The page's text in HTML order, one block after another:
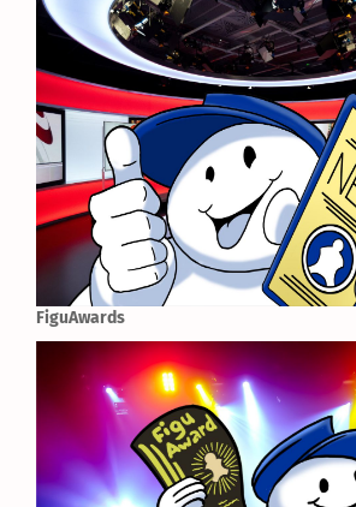
FiguAwards